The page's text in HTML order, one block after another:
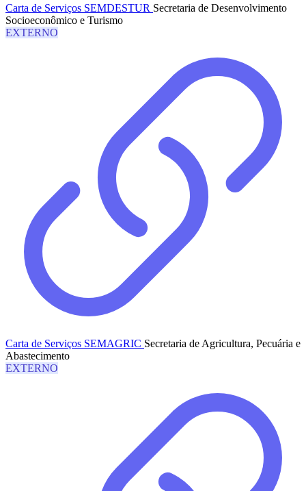
Carta de Serviços SEMDESTUR Secretaria de Desenvolvimento
Socioeconômico e Turismo
EXTERNO
Carta de Serviços SEMAGRIC Secretaria de Agricultura, Pecuária e
Abastecimento
EXTERNO